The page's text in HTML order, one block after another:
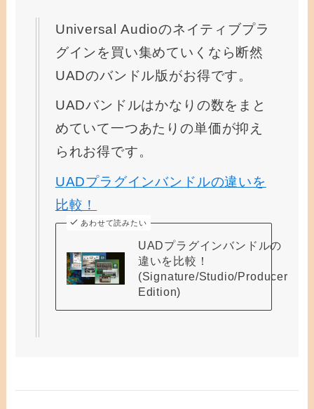
Universal Audioのネイティブプラ
グインを買い集めていくなら断然
UADのバンドル版がお得です。
UADバンドルはかなりの数をまと
めていて一つあたりの単価が抑え
られお得です。
UADプラグインバンドルの違いを
比較！
あわせて読みたい
UADプラグインバンドルの
違いを比較！
(Signature/Studio/Producer
Edition)